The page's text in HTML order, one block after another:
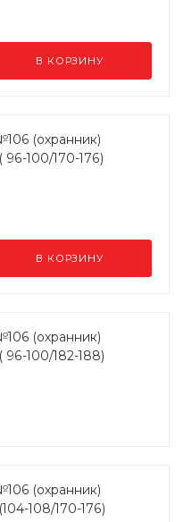
В КОРЗИНУ
(охранник)
100/170-176)
В КОРЗИНУ
(охранник)
100/182-188)
(охранник)
108/170-176)